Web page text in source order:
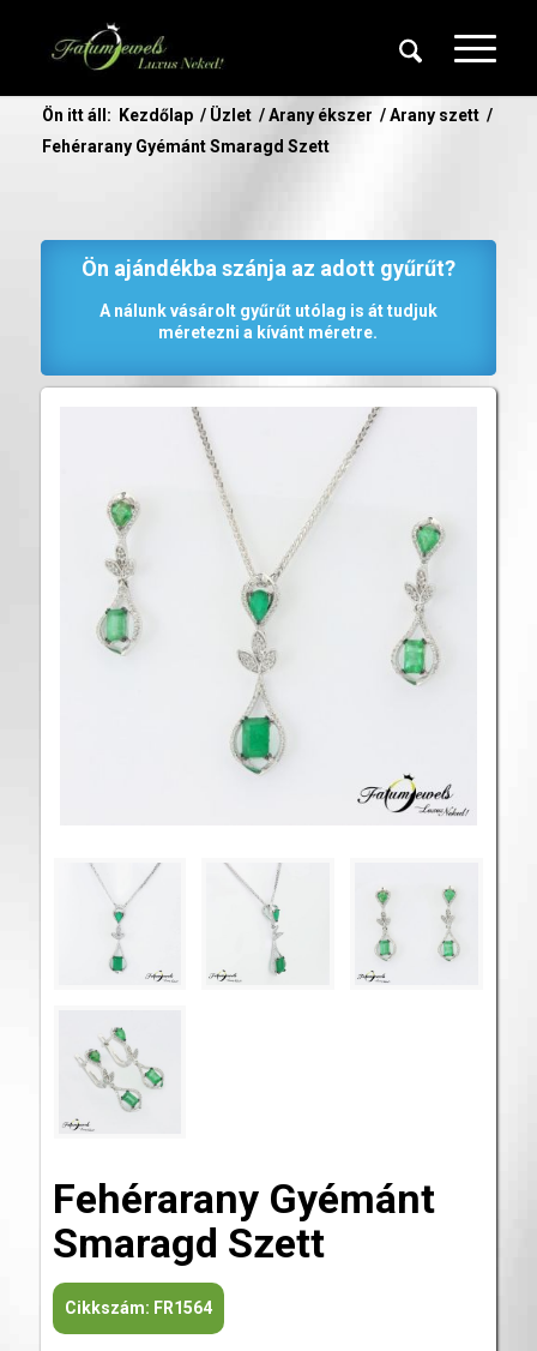
Ön itt áll: Kezdőlap / Üzlet / Arany ékszer / Arany szett /
Fehérarany Gyémánt Smaragd Szett
Ön ajándékba szánja az adott gyűrűt?
A nálunk vásárolt gyűrűt utólag is át tudjuk
méretezni a kívánt méretre.
Fehérarany Gyémánt
Smaragd Szett
Cikkszám: FR1564